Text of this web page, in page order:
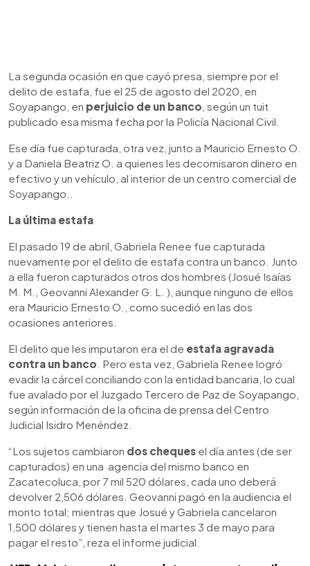
La segunda ocasión en que cayó presa, siempre por el
delito de estafa, fue el 25 de agosto del 2020, en
Soyapango, en perjuicio de un banco , según un tuit
publicado esa misma fecha por la Policía Nacional Civil.
Ese día fue capturada, otra vez, junto a Mauricio Ernesto O.
y a Daniela Beatriz O. a quienes les decomisaron dinero en
efectivo y un vehículo, al interior de un centro comercial de
Soyapango..
La última estafa
El pasado 19 de abril, Gabriela Renee fue capturada
nuevamente por el delito de estafa contra un banco. Junto
a ella fueron capturados otros dos hombres (Josué Isaías
M. M., Geovanni Alexander G. L. ) , aunque ninguno de ellos
era Mauricio Ernesto O., como sucedió en las dos
ocasiones anteriores.
El delito que les imputaron era el de estafa agravada
contra un banco . Pero esta vez, Gabriela Renee logró
evadir la cárcel conciliando con la entidad bancaria, lo cual
fue avalado por el Juzgado Tercero de Paz de Soyapango,
según información de la oficina de prensa del Centro
Judicial Isidro Menéndez.
“Los sujetos cambiaron dos cheques el día antes (de ser
capturados) en una agencia del mismo banco en
Zacatecoluca, por 7 mil 520 dólares, cada uno deberá
devolver 2,506 dólares. Geovanni pagó en la audiencia el
monto total; mientras que Josué y Gabriela cancelaron
1,500 dólares y tienen hasta el martes 3 de mayo para
pagar el resto”, reza el informe judicial.